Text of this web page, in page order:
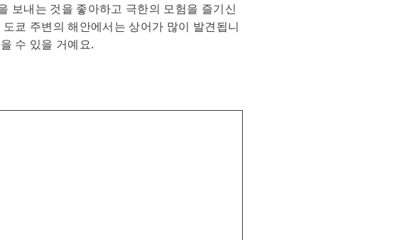
보내는 것을 좋아하고 극한의 모험을 즐기신
쿄 주변의 해안에서는 상어가 많이 발견됩니
수 있을 거예요.